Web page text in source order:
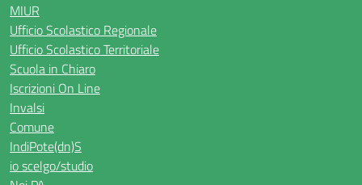
MIUR
Ufficio Scolastico Regionale
Ufficio Scolastico Territoriale
Scuola in Chiaro
Iscrizioni On Line
Invalsi
Comune
IndiPote(dn)S
io scelgo/studio